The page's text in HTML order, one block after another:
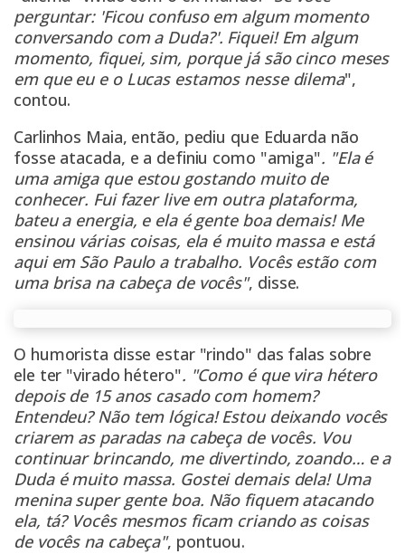
perguntar: 'Ficou confuso em algum momento
conversando com a Duda?'. Fiquei! Em algum
momento, fiquei, sim, porque já são cinco meses
em que eu e o Lucas estamos nesse dilema",
contou.
Carlinhos Maia, então, pediu que Eduarda não
fosse atacada, e a definiu como "amiga". "Ela é
uma amiga que estou gostando muito de
conhecer. Fui fazer live em outra plataforma,
bateu a energia, e ela é gente boa demais! Me
ensinou várias coisas, ela é muito massa e está
aqui em São Paulo a trabalho. Vocês estão com
uma brisa na cabeça de vocês", disse.
O humorista disse estar "rindo" das falas sobre
ele ter "virado hétero". "Como é que vira hétero
depois de 15 anos casado com homem?
Entendeu? Não tem lógica! Estou deixando vocês
criarem as paradas na cabeça de vocês. Vou
continuar brincando, me divertindo, zoando… e a
Duda é muito massa. Gostei demais dela! Uma
menina super gente boa. Não fiquem atacando
ela, tá? Vocês mesmos ficam criando as coisas
de vocês na cabeça", pontuou.